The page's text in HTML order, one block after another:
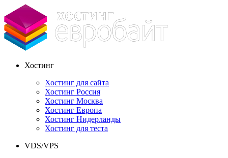
Хостинг
Хостинг для сайта
Хостинг Россия
Хостинг Москва
Хостинг Европа
Хостинг Нидерланды
Хостинг для теста
VDS/VPS